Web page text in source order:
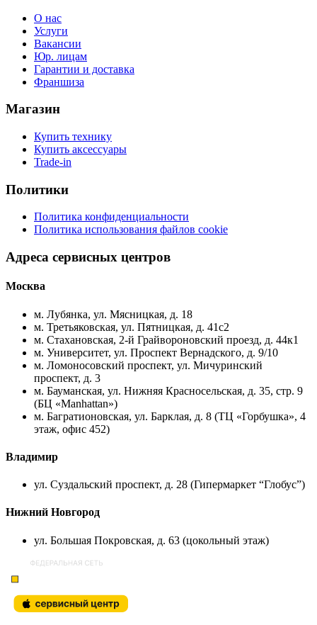
О нас
Услуги
Вакансии
Юр. лицам
Гарантии и доставка
Франшиза
Магазин
Купить технику
Купить аксессуары
Trade-in
Политики
Политика конфиденциальности
Политика использования файлов cookie
Адреса сервисных центров
Москва
м. Лубянка, ул. Мясницкая, д. 18
м. Третьяковская, ул. Пятницкая, д. 41с2
м. Стахановская, 2-й Грайвороновский проезд, д. 44к1
м. Университет, ул. Проспект Вернадского, д. 9/10
м. Ломоносовский проспект, ул. Мичуринский
проспект, д. 3
м. Бауманская, ул. Нижняя Красносельская, д. 35, стр. 9
(БЦ «Manhattan»)
м. Багратионовская, ул. Барклая, д. 8 (ТЦ «Горбушка», 4
этаж, офис 452)
Владимир
ул. Суздальский проспект, д. 28 (Гипермаркет “Глобус”)
Нижний Новгород
ул. Большая Покровская, д. 63 (цокольный этаж)